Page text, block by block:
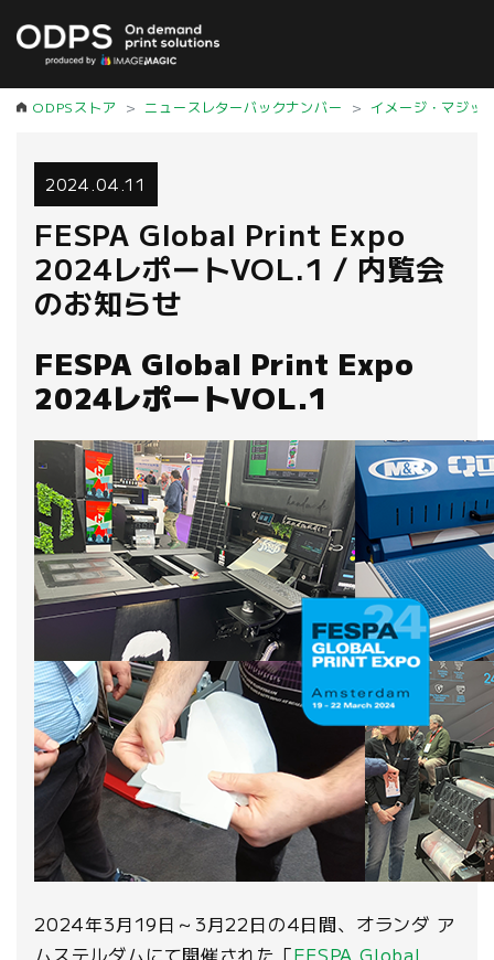
ODPSストア ニュースレターバックナンバー イメージ・マジッ
2024.04.11
FESPA Global Print Expo
2024レポートVOL.1 / 内覧会
のお知らせ
FESPA Global Print Expo
2024レポートVOL.1
2024年3月19日～3月22日の4日間、オランダ ア
ムステルダムにて開催された「FESPA Global